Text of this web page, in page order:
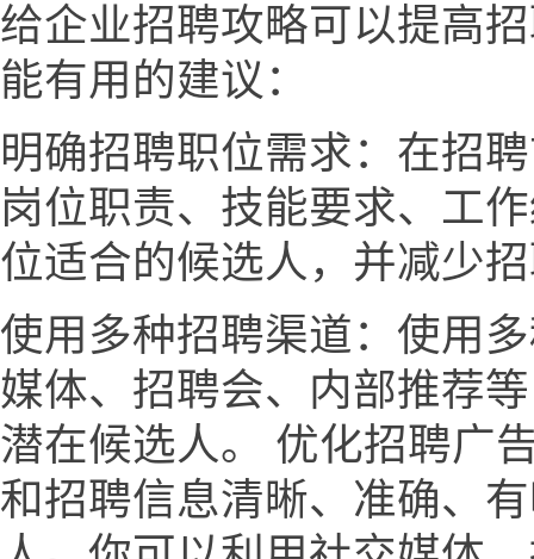
给企业招聘攻略可以提高
能有用的建议：
明确招聘职位需求：在招
岗位职责、技能要求、工
位适合的候选人，并减少
使用多种招聘渠道：使用
媒体、招聘会、内部推荐
潜在候选人。 优化招聘广
和招聘信息清晰、准确、